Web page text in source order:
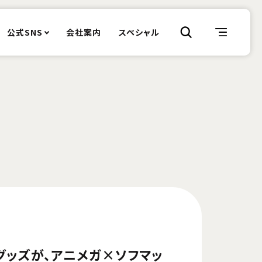
公式SNS 会社案内 スペシャル
ッズが、アニメガ×ソフマッ